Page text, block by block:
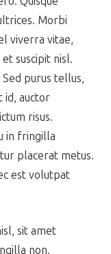
Morbi
viverra vitae,
et suscipit nisl.
purus tellus,
id, auctor
risus.
in fringilla
placerat metus.
est volutpat
sit amet
non.